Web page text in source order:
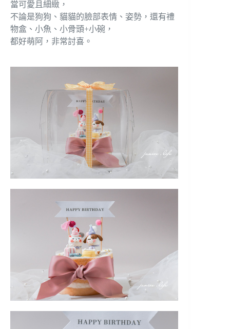
當可愛且細緻，
不論是狗狗、貓貓的臉部表情、姿勢，還有禮
物盒、小魚、小骨頭+小碗，
都好萌阿，非常討喜。